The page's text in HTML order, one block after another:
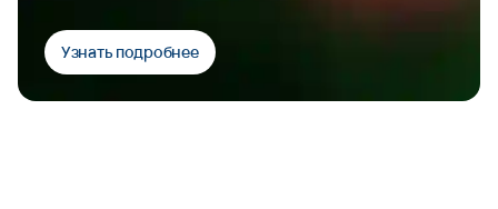
Узнать подробнее